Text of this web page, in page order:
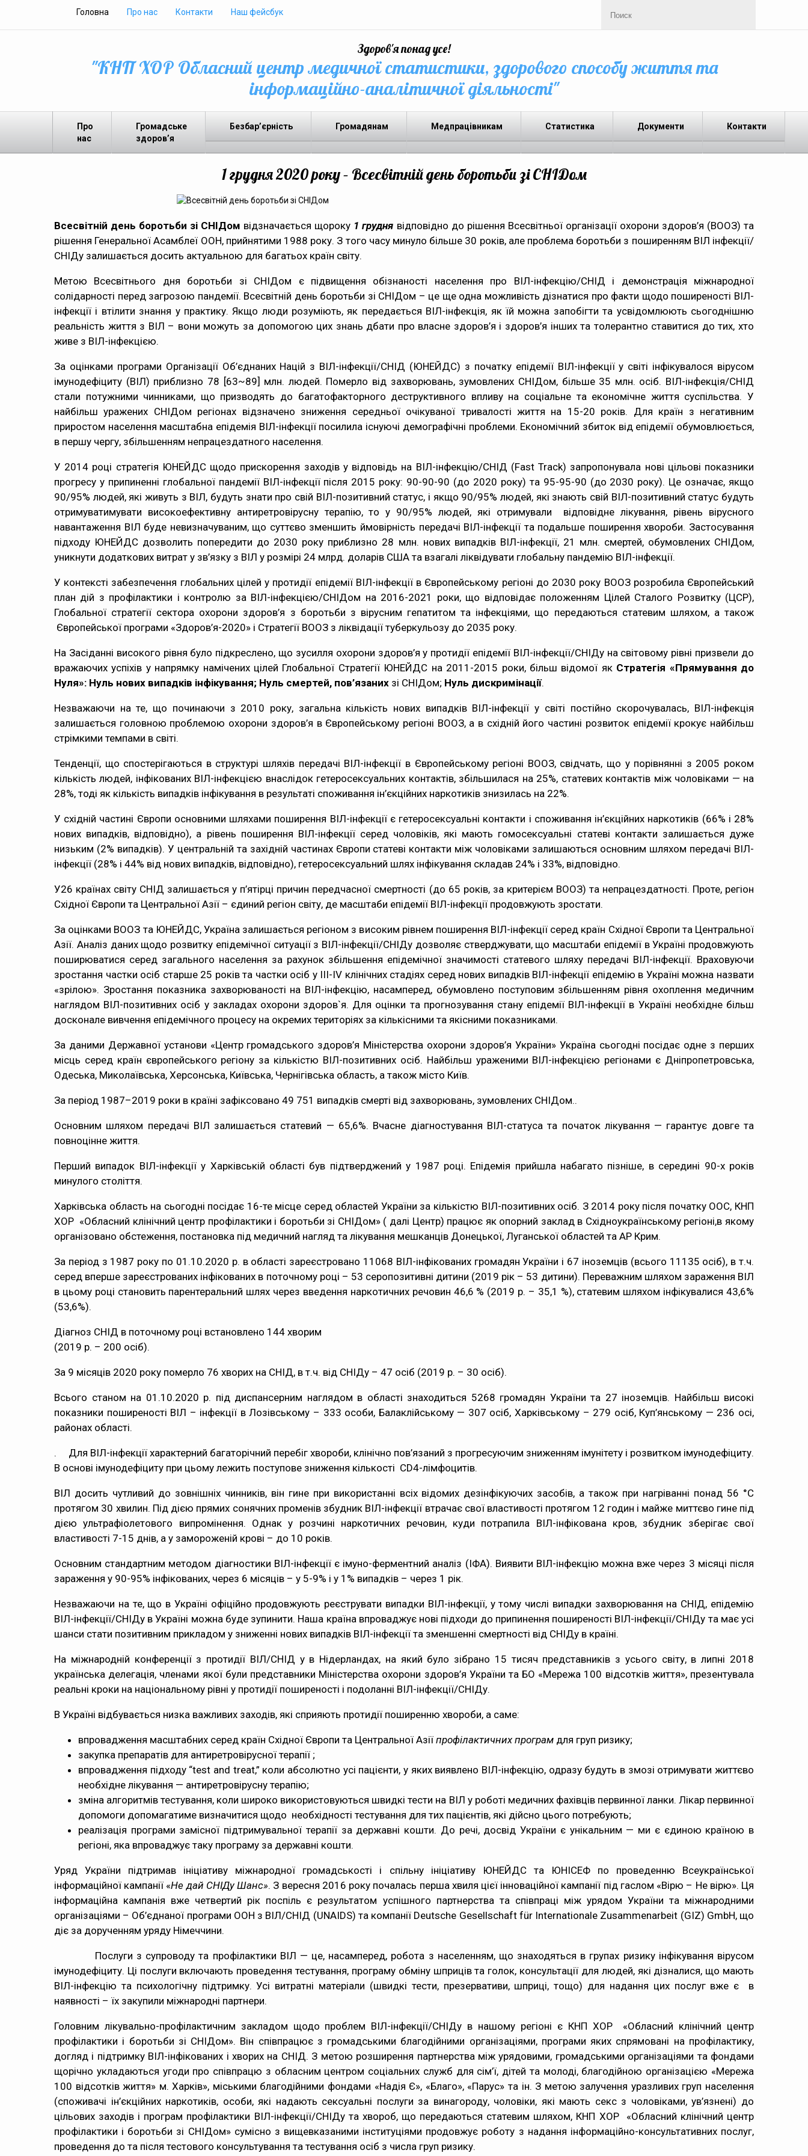
Головна Про нас Контакти Наш фейсбук
Здоров'я понад усе!
"КНП ХОР Обласний центр медичної статистики, здорового способу життя та
інформаційно-аналітичної діяльності"
Про
нас
Громадське
здоров’я
Безбар’єрність Громадянам Медпрацівникам Статистика Документи Контакти
1 грудня 2020 року – Всесвітній день боротьби зі СНІДом
Всесвітній день боротьби зі СНІДом відзначається щороку 1 грудня відповідно до рішення Всесвітньої організації охорони здоров’я (ВООЗ) та
рішення Генеральної Асамблеї ООН, прийнятими 1988 року. З того часу минуло більше 30 років, але проблема боротьби з поширенням ВІЛ інфекції/
СНІДу залишається досить актуальною для багатьох країн світу.
Метою Всесвітнього дня боротьби зі СНІДом є підвищення обізнаності населення про ВІЛ-інфекцію/СНІД і демонстрація міжнародної
солідарності перед загрозою пандемії. Всесвітній день боротьби зі СНІДом – це ще одна можливість дізнатися про факти щодо поширеності ВІЛ-
інфекції і втілити знання у практику. Якщо люди розуміють, як передається ВІЛ-інфекція, як їй можна запобігти та усвідомлюють сьогоднішню
реальність життя з ВІЛ – вони можуть за допомогою цих знань дбати про власне здоров’я і здоров’я інших та толерантно ставитися до тих, хто
живе з ВІЛ-інфекцією.
За оцінками програми Організації Об’єднаних Націй з ВІЛ-інфекції/СНІД (ЮНЕЙДС) з початку епідемії ВІЛ-інфекції у світі інфікувалося вірусом
імунодефіциту (ВІЛ) приблизно 78 [63~89] млн. людей. Померло від захворювань, зумовлених СНІДом, більше 35 млн. осіб. ВІЛ-інфекція/СНІД
стали потужними чинниками, що призводять до багатофакторного деструктивного впливу на соціальне та економічне життя суспільства. У
найбільш уражених СНІДом регіонах відзначено зниження середньої очікуваної тривалості життя на 15-20 років. Для країн з негативним
приростом населення масштабна епідемія ВІЛ-інфекції посилила існуючі демографічні проблеми. Економічний збиток від епідемії обумовлюється,
в першу чергу, збільшенням непрацездатного населення.
У 2014 році стратегія ЮНЕЙДС щодо прискорення заходів у відповідь на ВІЛ-інфекцію/СНІД (Fast Track) запропонувала нові цільові показники
прогресу у припиненні глобальної пандемії ВІЛ-інфекції після 2015 року: 90-90-90 (до 2020 року) та 95-95-90 (до 2030 року). Це означає, якщо
90/95% людей, які живуть з ВІЛ, будуть знати про свій ВІЛ-позитивний статус, і якщо 90/95% людей, які знають свій ВІЛ-позитивний статус будуть
отримуватимувати високоефективну антиретровірусну терапію, то у 90/95% людей, які отримували відповідне лікування, рівень вірусного
навантаження ВІЛ буде невизначуваним, що суттєво зменшить ймовірність передачі ВІЛ-інфекції та подальше поширення хвороби. Застосування
підходу ЮНЕЙДС дозволить попередити до 2030 року приблизно 28 млн. нових випадків ВІЛ-інфекції, 21 млн. смертей, обумовлених СНІДом,
уникнути додаткових витрат у зв’язку з ВІЛ у розмірі 24 млрд. доларів США та взагалі ліквідувати глобальну пандемію ВІЛ-інфекції.
У контексті забезпечення глобальних цілей у протидії епідемії ВІЛ-інфекції в Європейському регіоні до 2030 року ВООЗ розробила Європейський
план дій з профілактики і контролю за ВІЛ-інфекцією/СНІДом на 2016-2021 роки, що відповідає положенням Цілей Сталого Розвитку (ЦСР),
Глобальної стратегії сектора охорони здоров’я з боротьби з вірусним гепатитом та інфекціями, що передаються статевим шляхом, а також
Європейської програми «Здоров’я-2020» і Стратегії ВООЗ з ліквідації туберкульозу до 2035 року.
На Засіданні високого рівня було підкреслено, що зусилля охорони здоров’я у протидії епідемії ВІЛ-інфекції/СНІДу на світовому рівні призвели до
вражаючих успіхів у напрямку намічених цілей Глобальної Стратегії ЮНЕЙДС на 2011-2015 роки, більш відомої якСтратегія «Прямування до
Нуля»: Нуль нових випадків інфікування; Нуль смертей, пов’язаних зі СНІДом; Нуль дискримінації.
Незважаючи на те, що починаючи з 2010 року, загальна кількість нових випадків ВІЛ-інфекції у світі постійно скорочувалась, ВІЛ-інфекція
залишається головною проблемою охорони здоров’я в Європейському регіоні ВООЗ, а в східній його частині розвиток епідемії крокує найбільш
стрімкими темпами в світі.
Тенденції, що спостерігаються в структурі шляхів передачі ВІЛ-інфекції в Європейському регіоні ВООЗ, свідчать, що у порівнянні з 2005 роком
кількість людей, інфікованих ВІЛ-інфекцією внаслідок гетеросексуальних контактів, збільшилася на 25%, статевих контактів між чоловіками — на
28%, тоді як кількість випадків інфікування в результаті споживання ін’єкційних наркотиків знизилась на 22%.
У східній частині Європи основними шляхами поширення ВІЛ-інфекції є гетеросексуальні контакти і споживання ін’єкційних наркотиків (66% і 28%
нових випадків, відповідно), а рівень поширення ВІЛ-інфекції серед чоловіків, які мають гомосексуальні статеві контакти залишається дуже
низьким (2% випадків). У центральній та західній частинах Європи статеві контакти між чоловіками залишаються основним шляхом передачі ВІЛ-
інфекції (28% і 44% від нових випадків, відповідно), гетеросексуальний шлях інфікування складав 24% і 33%, відповідно.
У26 країнах світу СНІД залишається у п’ятірці причин передчасної смертності (до 65 років, за критерієм ВООЗ) та непрацездатності. Проте, регіон
Східної Європи та Центральної Азії – єдиний регіон світу, де масштаби епідемії ВІЛ-інфекції продовжують зростати.
За оцінками ВООЗ та ЮНЕЙДС, Україна залишається регіоном з високим рівнем поширення ВІЛ-інфекції серед країн Східної Європи та Центральної
Азії. Аналіз даних щодо розвитку епідемічної ситуації з ВІЛ-інфекції/СНІДу дозволяє стверджувати, що масштаби епідемії в Україні продовжують
поширюватися серед загального населення за рахунок збільшення епідемічної значимості статевого шляху передачі ВІЛ-інфекції. Враховуючи
зростання частки осіб старше 25 років та частки осіб у ІІІ-ІV клінічних стадіях серед нових випадків ВІЛ-інфекції епідемію в Україні можна назвати
«зрілою». Зростання показника захворюваності на ВІЛ-інфекцію, насамперед, обумовлено поступовим збільшенням рівня охоплення медичним
наглядом ВІЛ-позитивних осіб у закладах охорони здоров`я. Для оцінки та прогнозування стану епідемії ВІЛ-інфекції в Україні необхідне більш
досконале вивчення епідемічного процесу на окремих територіях за кількісними та якісними показниками.
За даними Державної установи «Центр громадського здоров’я Міністерства охорони здоров’я України» Україна сьогодні посідає одне з перших
місць серед країн європейського регіону за кількістю ВІЛ-позитивних осіб. Найбільш ураженими ВІЛ-інфекцією регіонами є Дніпропетровська,
Одеська, Миколаївська, Херсонська, Київська, Чернігівська область, а також місто Київ.
За період 1987–2019 роки в країні зафіксовано 49 751 випадків смерті від захворювань, зумовлених СНІДом..
Основним шляхом передачі ВІЛ залишається статевий — 65,6%. Вчасне діагностування ВІЛ-статуса та початок лікування — гарантує довге та
повноцінне життя.
Перший випадок ВІЛ-інфекції у Харківській області був підтверджений у 1987 році. Епідемія прийшла набагато пізніше, в середині 90-х років
минулого століття.
Харківська область на сьогодні посідає 16-те місце серед областей України за кількістю ВІЛ-позитивних осіб. З 2014 року після початку ООС, КНП
ХОР «Обласний клінічний центр профілактики і боротьби зі СНІДом» ( далі Центр) працює як опорний заклад в Східноукраїнському регіоні,в якому
організовано обстеження, постановка під медичний нагляд та лікування мешканців Донецької, Луганської областей та АР Крим.
За період з 1987 року по 01.10.2020 р. в області зареєстровано 11068 ВІЛ-інфікованих громадян України і 67 іноземців (всього 11135 осіб), в т.ч.
серед вперше зареєстрованих інфікованих в поточному році – 53 серопозитивні дитини (2019 рік – 53 дитини). Переважним шляхом зараження ВІЛ
в цьому році становить парентеральний шлях через введення наркотичних речовин 46,6 % (2019 р. – 35,1 %), статевим шляхом інфікувалися 43,6%
(53,6%).
Діагноз СНІД в поточному році встановлено 144 хворим
(2019 р. – 200 осіб).
За 9 місяців 2020 року померло 76 хворих на СНІД, в т.ч. від СНІДу – 47 осіб (2019 р. – 30 осіб).
Всього станом на 01.10.2020 р. під диспансерним наглядом в області знаходиться 5268 громадян України та 27 іноземців. Найбільш високі
показники поширеності ВІЛ – інфекції в Лозівському – 333 особи, Балаклійському — 307 осіб, Харківському – 279 осіб, Куп’янському — 236 осі,
районах області.
. Для ВІЛ-інфекції характерний багаторічний перебіг хвороби, клінічно пов’язаний з прогресуючим зниженням імунітету і розвитком імунодефіциту.
В основі імунодефіциту при цьому лежить поступове зниження кількості CD4-лімфоцитів.
ВІЛ досить чутливий до зовнішніх чинників, він гине при використанні всіх відомих дезінфікуючих засобів, а також при нагріванні понад 56 °С
протягом 30 хвилин. Під дією прямих сонячних променів збудник ВІЛ-інфекції втрачає свої властивості протягом 12 годин і майже миттєво гине під
дією ультрафіолетового випромінення. Однак у розчині наркотичних речовин, куди потрапила ВІЛ-інфікована кров, збудник зберігає свої
властивості 7-15 днів, а у замороженій крові – до 10 років.
Основним стандартним методом діагностики ВІЛ-інфекції є імуно-ферментний аналіз (ІФА). Виявити ВІЛ-інфекцію можна вже через 3 місяці після
зараження у 90-95% інфікованих, через 6 місяців – у 5-9% і у 1% випадків – через 1 рік.
Незважаючи на те, що в Україні офіційно продовжують реєструвати випадки ВІЛ-інфекції, у тому числі випадки захворювання на СНІД, епідемію
ВІЛ-інфекції/СНІДу в Україні можна буде зупинити. Наша країна впроваджує нові підходи до припинення поширеності ВІЛ-інфекції/СНІДу та має усі
шанси стати позитивним прикладом у зниженні нових випадків ВІЛ-інфекції та зменшенні смертності від СНІДу в країні.
На міжнародній конференції з протидії ВІЛ/СНІД у в Нідерландах, на який було зібрано 15 тисяч представників з усього світу, в липні 2018
українська делегація, членами якої були представники Міністерства охорони здоров’я України та БО «Мережа 100 відсотків життя», презентувала
реальні кроки на національному рівні у протидії поширеності і подоланні ВІЛ-інфекції/СНІДу.
В Україні відбувається низка важливих заходів, які сприяють протидії поширенню хвороби, а саме:
впровадження масштабних серед країн Східної Європи та Центральної Азії профілактичних програм для груп ризику;
закупка препаратів для антиретровірусної терапії ;
впровадження підходу “test and treat,” коли абсолютно усі пацієнти, у яких виявлено ВІЛ-інфекцію, одразу будуть в змозі отримувати життєво
необхідне лікування — антиретровірусну терапію;
зміна алгоритмів тестування, коли широко використовуються швидкі тести на ВІЛ у роботі медичних фахівців первинної ланки. Лікар первинної
допомоги допомагатиме визначитися щодо необхідності тестування для тих пацієнтів, які дійсно цього потребують;
реалізація програми замісної підтримувальної терапії за державні кошти. До речі, досвід України є унікальним — ми є єдиною країною в
регіоні, яка впроваджує таку програму за державні кошти.
Уряд України підтримав ініціативу міжнародної громадськості і спільну ініціативу ЮНЕЙДС та ЮНІСЕФ по проведенню Всеукраїнської
інформаційної кампанії «Не дай СНІДу Шанс». З вересня 2016 року почалась перша хвиля цієї інноваційної кампанії під гаслом «Вірю – Не вірю». Ця
інформаційна кампанія вже четвертий рік поспіль є результатом успішного партнерства та співпраці між урядом України та міжнародними
організаціями – Об’єднаної програми ООН з ВІЛ/СНІД (UNAIDS) та компанії Deutsche Gesellschaft für Internationale Zusammenarbeit (GIZ) GmbH, що
діє за дорученням уряду Німеччини.
Послуги з супроводу та профілактики ВІЛ — це, насамперед, робота з населенням, що знаходяться в групах ризику інфікування вірусом
імунодефіциту. Ці послуги включають проведення тестування, програму обміну шприців та голок, консультації для людей, які дізналися, що мають
ВІЛ-інфекцію та психологічну підтримку. Усі витратні матеріали (швидкі тести, презервативи, шприці, тощо) для надання цих послуг вже є в
наявності – їх закупили міжнародні партнери.
Головним лікувально-профілактичним закладом щодо проблем ВІЛ-інфекції/СНІДу в нашому регіоні є КНП ХОР «Обласний клінічний центр
профілактики і боротьби зі СНІДом». Він співпрацює з громадськими благодійними організаціями, програми яких спрямовані на профілактику,
догляд і підтримку ВІЛ-інфікованих і хворих на СНІД. З метою розширення партнерства між урядовими, громадськими організаціями та фондами
щорічно укладаються угоди про співпрацю з обласним центром соціальних служб для сім’ї, дітей та молоді, благодійною організацією «Мережа
100 відсотків життя» м. Харків», міськими благодійними фондами «Надія Є», «Благо», «Парус» та ін. З метою залучення уразливих груп населення
(споживачі ін’єкційних наркотиків, особи, які надають сексуальні послуги за винагороду, чоловіки, які мають секс з чоловіками, ув’язнені) до
цільових заходів і програм профілактики ВІЛ-інфекції/СНІДу та хвороб, що передаються статевим шляхом, КНП ХОР «Обласний клінічний центр
профілактики і боротьби зі СНІДом» сумісно з вищевказаними інституціями продовжує роботу з надання інформаційно-консультативних послуг,
проведення до та після тестового консультування та тестування осіб з числа груп ризику.